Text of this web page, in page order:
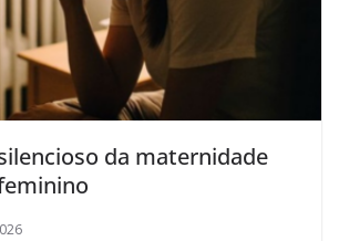
da maternidade